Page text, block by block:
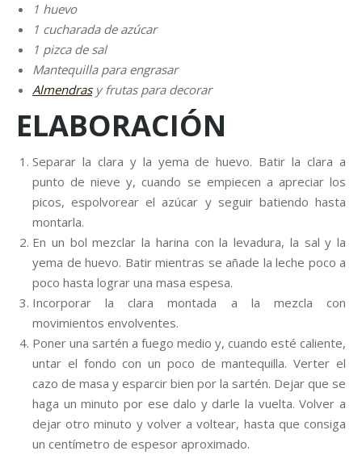
1 huevo
1 cucharada de azúcar
1 pizca de sal
Mantequilla para engrasar
Almendrasy frutas para decorar
ELABORACIÓN
Separar la clara y la yema de huevo. Batir la clara a
punto de nieve y, cuando se empiecen a apreciar los
picos, espolvorear el azúcar y seguir batiendo hasta
montarla.
En un bol mezclar la harina con la levadura, la sal y la
yema de huevo. Batir mientras se añade la leche poco a
poco hasta lograr una masa espesa.
Incorporar la clara montada a la mezcla con
movimientos envolventes.
Poner una sartén a fuego medio y, cuando esté caliente,
untar el fondo con un poco de mantequilla. Verter el
cazo de masa y esparcir bien por la sartén. Dejar que se
haga un minuto por ese dalo y darle la vuelta. Volver a
dejar otro minuto y volver a voltear, hasta que consiga
un centímetro de espesor aproximado.